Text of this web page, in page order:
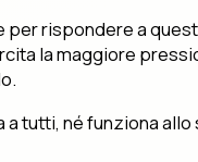
per rispondere a
la maggiore
a tutti, né funziona